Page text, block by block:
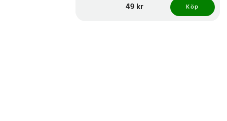
Pris:49 kr
49 kr Köp